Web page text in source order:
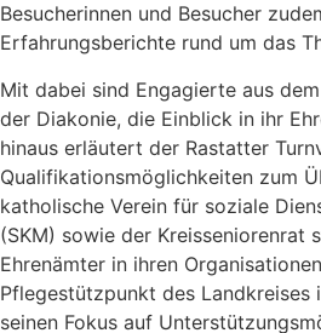
Besucherinnen und Besucher
Erfahrungsberichte rund um das
Mit dabei sind Engagierte aus
der Diakonie, die Einblick in ihr
hinaus erläutert der Rastatter
Qualifikationsmöglichkeiten zum
katholische Verein für soziale
(SKM) sowie der Kreisseniorenrat
Ehrenämter in ihren
Pflegestützpunkt des
seinen Fokus auf